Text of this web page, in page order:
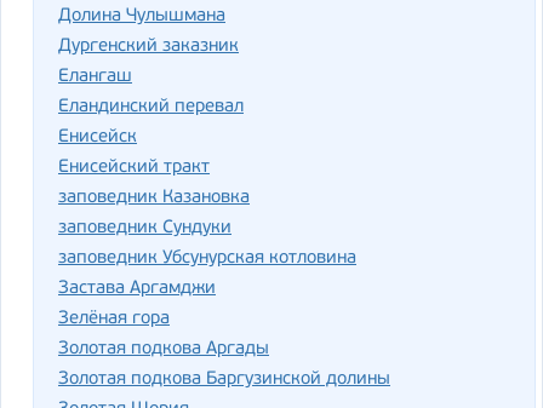
Долина Чулышмана
Дургенский заказник
Елангаш
Еландинский перевал
Енисейск
Енисейский тракт
заповедник Казановка
заповедник Сундуки
заповедник Убсунурская котловина
Застава Аргамджи
Зелёная гора
Золотая подкова Аргады
Золотая подкова Баргузинской долины